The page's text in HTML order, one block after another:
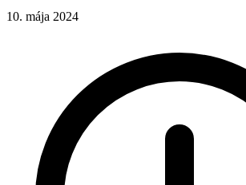
10. mája 2024